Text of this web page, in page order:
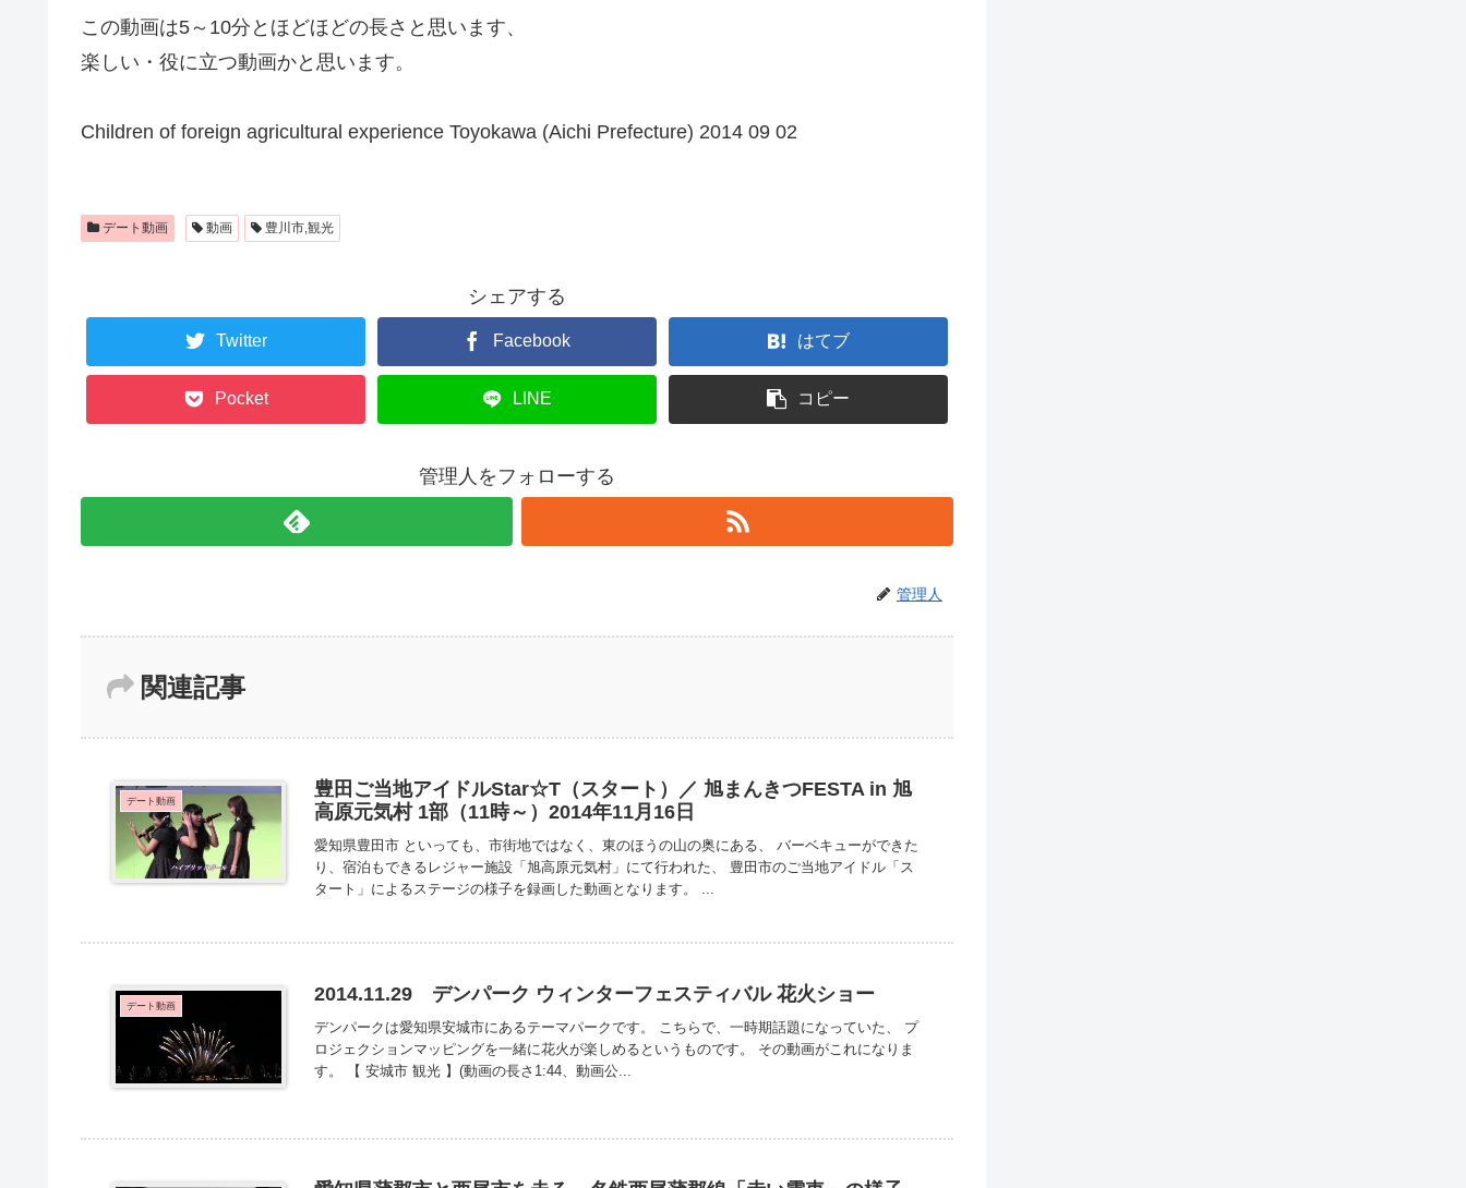
この動画は5～10分とほどほどの長さと思います、
楽しい・役に立つ動画かと思います。
Children of foreign agricultural experience Toyokawa (Aichi Prefecture) 2014 09 02
デート動画 動画 豊川市,観光
シェアする
Twitter Facebook はてブ
Pocket LINE コピー
管理人をフォローする
管理人
関連記事
デート動画
豊田ご当地アイドルStar☆T（スタート）／ 旭まんきつFESTA in 旭
高原元気村 1部（11時～）2014年11月16日
愛知県豊田市 といっても、市街地ではなく、東のほうの山の奥にある、 バーベキューができた
り、宿泊もできるレジャー施設「旭高原元気村」にて行われた、 豊田市のご当地アイドル「ス
タート」によるステージの様子を録画した動画となります。 ...
デート動画
2014.11.29 デンパーク ウィンターフェスティバル 花火ショー
デンパークは愛知県安城市にあるテーマパークです。 こちらで、一時期話題になっていた、 プ
ロジェクションマッピングを一緒に花火が楽しめるというものです。 その動画がこれになりま
す。 【 安城市 観光 】(動画の長さ1:44、動画公...